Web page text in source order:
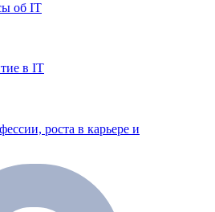
об IT
в IT
роста в карьере и